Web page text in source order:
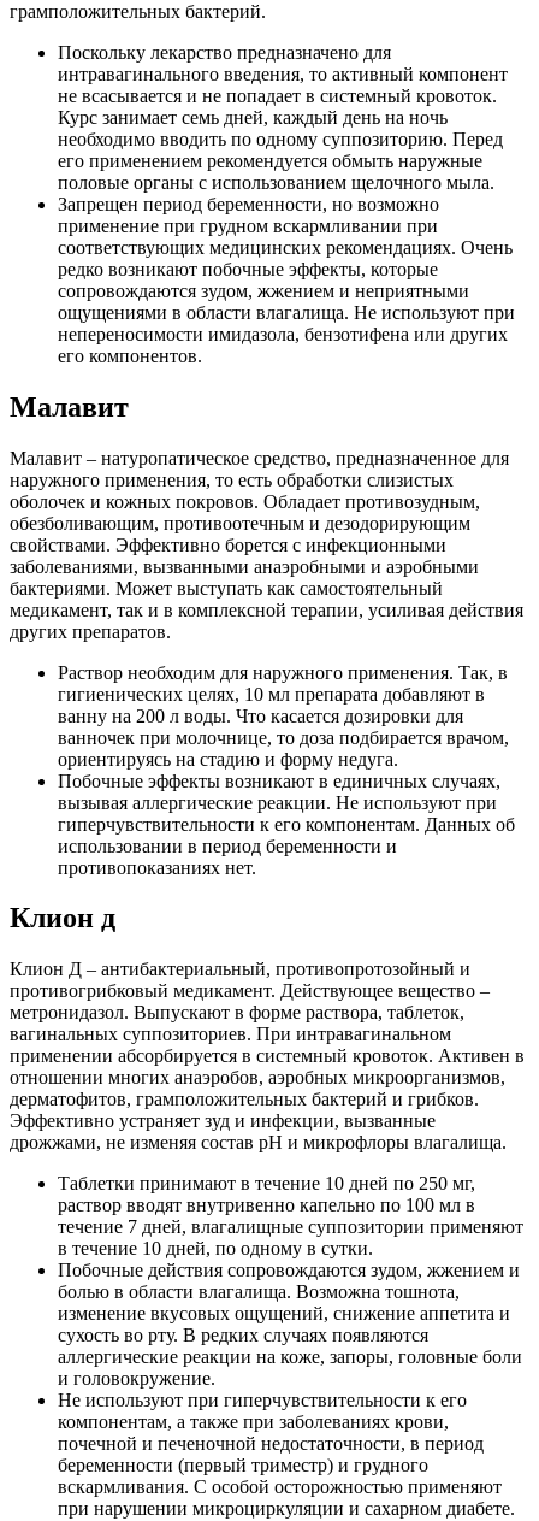
грамположительных бактерий.
Поскольку лекарство предназначено для
интравагинального введения, то активный компонент
не всасывается и не попадает в системный кровоток.
Курс занимает семь дней, каждый день на ночь
необходимо вводить по одному суппозиторию. Перед
его применением рекомендуется обмыть наружные
половые органы с использованием щелочного мыла.
Запрещен период беременности, но возможно
применение при грудном вскармливании при
соответствующих медицинских рекомендациях. Очень
редко возникают побочные эффекты, которые
сопровождаются зудом, жжением и неприятными
ощущениями в области влагалища. Не используют при
непереносимости имидазола, бензотифена или других
его компонентов.
Малавит
Малавит – натуропатическое средство, предназначенное для
наружного применения, то есть обработки слизистых
оболочек и кожных покровов. Обладает противозудным,
обезболивающим, противоотечным и дезодорирующим
свойствами. Эффективно борется с инфекционными
заболеваниями, вызванными анаэробными и аэробными
бактериями. Может выступать как самостоятельный
медикамент, так и в комплексной терапии, усиливая действия
других препаратов.
Раствор необходим для наружного применения. Так, в
гигиенических целях, 10 мл препарата добавляют в
ванну на 200 л воды. Что касается дозировки для
ванночек при молочнице, то доза подбирается врачом,
ориентируясь на стадию и форму недуга.
Побочные эффекты возникают в единичных случаях,
вызывая аллергические реакции. Не используют при
гиперчувствительности к его компонентам. Данных об
использовании в период беременности и
противопоказаниях нет.
Клион д
Клион Д – антибактериальный, противопротозойный и
противогрибковый медикамент. Действующее вещество –
метронидазол. Выпускают в форме раствора, таблеток,
вагинальных суппозиториев. При интравагинальном
применении абсорбируется в системный кровоток. Активен в
отношении многих анаэробов, аэробных микроорганизмов,
дерматофитов, грамположительных бактерий и грибков.
Эффективно устраняет зуд и инфекции, вызванные
дрожжами, не изменяя состав рН и микрофлоры влагалища.
Таблетки принимают в течение 10 дней по 250 мг,
раствор вводят внутривенно капельно по 100 мл в
течение 7 дней, влагалищные суппозитории применяют
в течение 10 дней, по одному в сутки.
Побочные действия сопровождаются зудом, жжением и
болью в области влагалища. Возможна тошнота,
изменение вкусовых ощущений, снижение аппетита и
сухость во рту. В редких случаях появляются
аллергические реакции на коже, запоры, головные боли
и головокружение.
Не используют при гиперчувствительности к его
компонентам, а также при заболеваниях крови,
почечной и печеночной недостаточности, в период
беременности (первый триместр) и грудного
вскармливания. С особой осторожностью применяют
при нарушении микроциркуляции и сахарном диабете.